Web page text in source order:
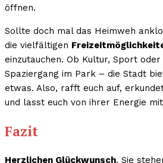
öffnen.
Sollte doch mal das Heimweh
die vielfältigen
einzutauchen. Ob Kultur, Sport
Spaziergang im Park – die Stadt
etwas. Also, rafft euch auf,
und lasst euch von ihrer Energie
Fazit
Herzlichen Glückwunsch, Sie